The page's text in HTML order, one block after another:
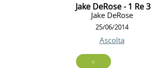
Jake DeRose - 1 Re 3
Jake DeRose
25/06/2014
Ascolta
«